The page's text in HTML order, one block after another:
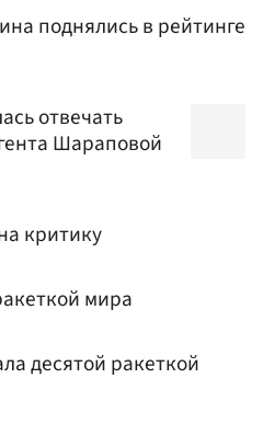
поднялись в рейтинге
отвечать
Шараповой
критику
мира
десятой ракеткой